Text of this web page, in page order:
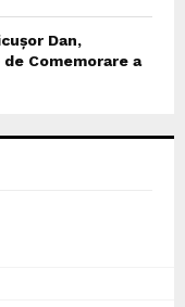
Dan,
Comemorare a